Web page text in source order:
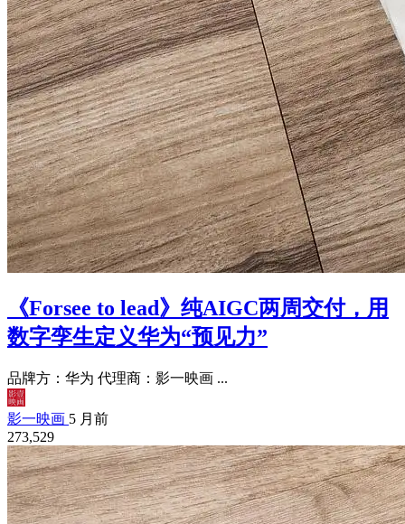
《Forsee to lead》纯AIGC两周交付，用
数字孪生定义华为“预见力”
品牌方：华为 代理商：影一映画 ...
影一映画 5 月前
273,529